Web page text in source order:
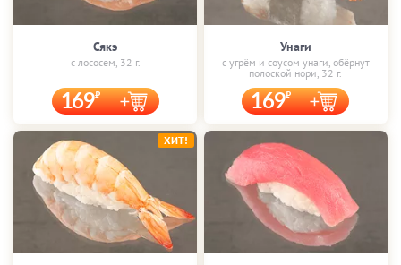
Сякэ
с лососем, 32 г.
169
Унаги
с угрём и соусом унаги, обёрнут
полоской нори, 32 г.
169
ХИТ!